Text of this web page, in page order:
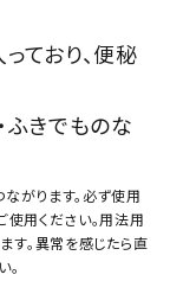
ており、便秘
きでものな
がります。必ず使用
用ください。用法用
す。異常を感じたら直